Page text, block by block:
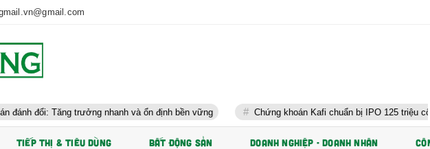
trưởng nhanh và ổn định bền vững Chứng khoán Kafi chuẩn bị IPO 125 triệu cổ phiếu và phát
TIẾP THỊ & TIÊU DÙNG BẤT ĐỘNG SẢN DOANH NGHIỆP - DOANH NHÂN